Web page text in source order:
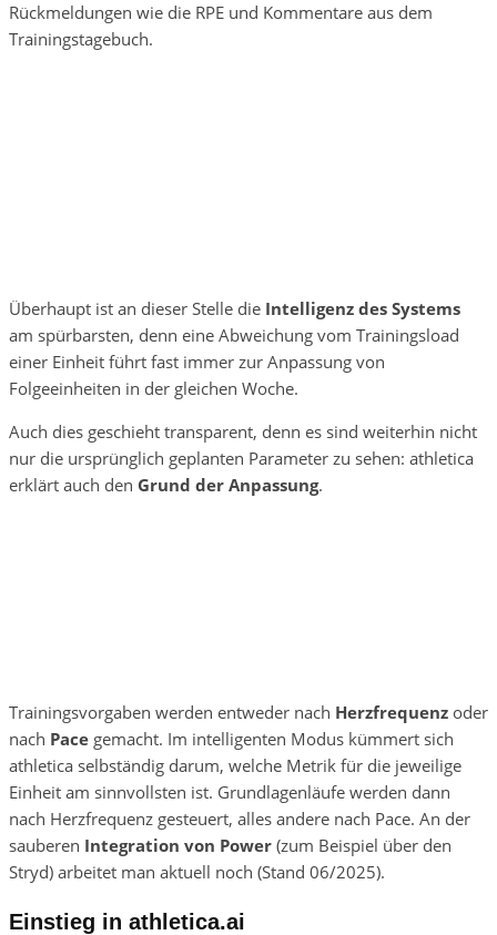
Rückmeldungen wie die RPE und Kommentare aus dem
Trainingstagebuch.
Überhaupt ist an dieser Stelle die Intelligenz des Systems
am spürbarsten, denn eine Abweichung vom Trainingsload
einer Einheit führt fast immer zur Anpassung von
Folgeeinheiten in der gleichen Woche.
Auch dies geschieht transparent, denn es sind weiterhin nicht
nur die ursprünglich geplanten Parameter zu sehen: athletica
erklärt auch den Grund der Anpassung.
Trainingsvorgaben werden entweder nach Herzfrequenz oder
nach Pace gemacht. Im intelligenten Modus kümmert sich
athletica selbständig darum, welche Metrik für die jeweilige
Einheit am sinnvollsten ist. Grundlagenläufe werden dann
nach Herzfrequenz gesteuert, alles andere nach Pace. An der
sauberen Integration von Power (zum Beispiel über den
Stryd) arbeitet man aktuell noch (Stand 06/2025).
Einstieg in athletica.ai